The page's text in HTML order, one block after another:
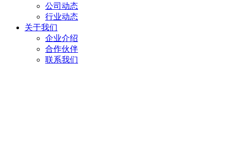
公司动态
行业动态
关于我们
企业介绍
合作伙伴
联系我们